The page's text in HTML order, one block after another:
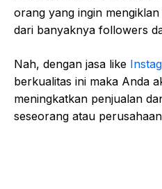
orang yang ingin
dari banyaknya followers
Nah, dengan jasa like
berkualitas ini maka Anda
meningkatkan penjualan
seseorang atau